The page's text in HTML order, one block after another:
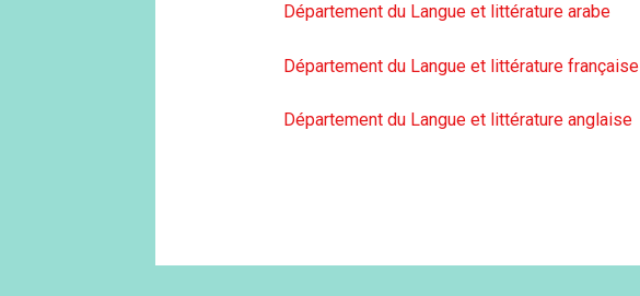
Département du Langue et littérature arabe
Département du Langue et littérature française
Département du Langue et littérature anglaise